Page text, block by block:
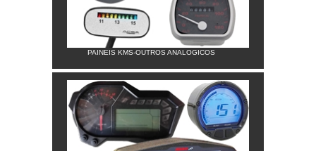
PAINEIS KMS-OUTROS ANALOGICOS